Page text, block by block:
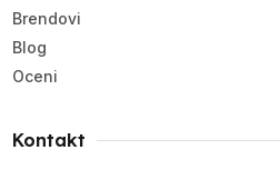
Brendovi
Blog
Oceni
Kontakt